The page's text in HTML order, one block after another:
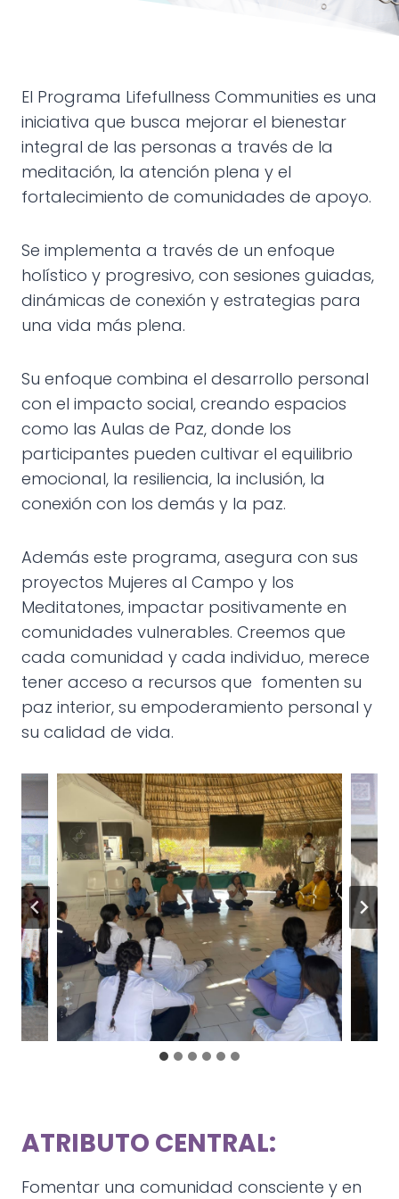
El Programa Lifefullness Communities es una
iniciativa que busca mejorar el bienestar
integral de las personas a través de la
meditación, la atención plena y el
fortalecimiento de comunidades de apoyo.
Se implementa a través de un enfoque
holístico y progresivo, con sesiones guiadas,
dinámicas de conexión y estrategias para
una vida más plena.
Su enfoque combina el desarrollo personal
con el impacto social, creando espacios
como las Aulas de Paz, donde los
participantes pueden cultivar el equilibrio
emocional, la resiliencia, la inclusión, la
conexión con los demás y la paz.
Además este programa, asegura con sus
proyectos Mujeres al Campo y los
Meditatones, impactar positivamente en
comunidades vulnerables. Creemos que
cada comunidad y cada individuo, merece
tener acceso a recursos que fomenten su
paz interior, su empoderamiento personal y
su calidad de vida.
ATRIBUTO CENTRAL:
Fomentar una comunidad consciente y en